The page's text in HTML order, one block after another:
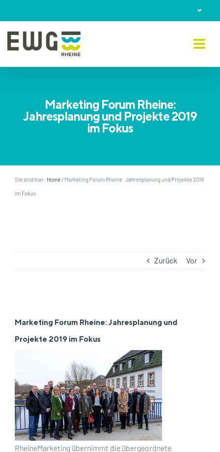
to
content
Marketing Forum Rheine:
Jahresplanung und Projekte 2019
im Fokus
Sie sind hier: Home/ Marketing Forum Rheine: Jahresplanung und Projekte 2019
im Fokus
Zurück Vor
grösseres
Bild
Marketing Forum Rheine: Jahresplanung und
Projekte 2019 im Fokus
RheineMarketing übernimmt die übergeordnete